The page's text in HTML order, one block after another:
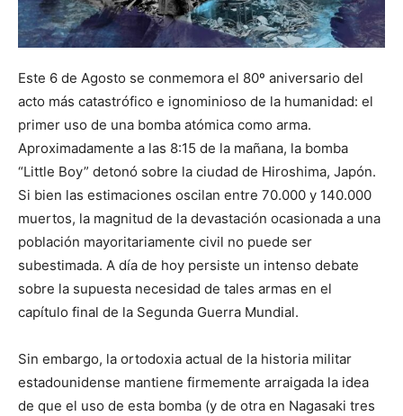
Este 6 de Agosto se conmemora el 80º aniversario del
acto más catastrófico e ignominioso de la humanidad: el
primer uso de una bomba atómica como arma.
Aproximadamente a las 8:15 de la mañana, la bomba
“Little Boy” detonó sobre la ciudad de Hiroshima, Japón.
Si bien las estimaciones oscilan entre 70.000 y 140.000
muertos, la magnitud de la devastación ocasionada a una
población mayoritariamente civil no puede ser
subestimada. A día de hoy persiste un intenso debate
sobre la supuesta necesidad de tales armas en el
capítulo final de la Segunda Guerra Mundial.
Sin embargo, la ortodoxia actual de la historia militar
estadounidense mantiene firmemente arraigada la idea
de que el uso de esta bomba (y de otra en Nagasaki tres